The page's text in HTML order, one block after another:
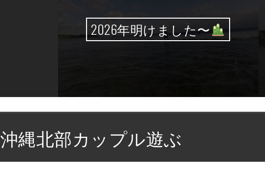
2026年明けました〜
沖縄北部カップル遊ぶ